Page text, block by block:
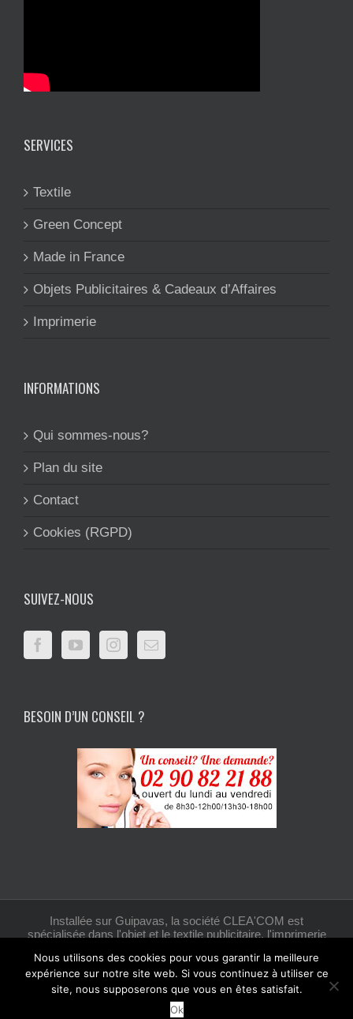
SERVICES
Textile
Green Concept
Made in France
Objets Publicitaires & Cadeaux d’Affaires
Imprimerie
INFORMATIONS
Qui sommes-nous?
Plan du site
Contact
Cookies (RGPD)
SUIVEZ-NOUS
BESOIN D’UN CONSEIL ?
Installée sur Guipavas, la société CLEA'COM est
spécialisée dans l'objet et le textile publicitaire, l'imprimerie
Facebook
Nous utilisons des cookies pour vous garantir la meilleure
expérience sur notre site web. Si vous continuez à utiliser ce
site, nous supposerons que vous en êtes satisfait.
Ok